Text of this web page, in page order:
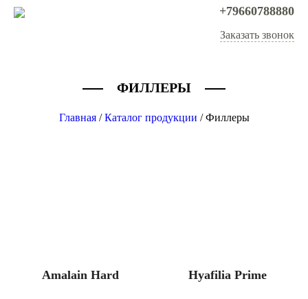
+79660788880
Заказать звонок
ФИЛЛЕРЫ
Главная/Каталог продукции / Филлеры
Amalain Hard Hyafilia Prime